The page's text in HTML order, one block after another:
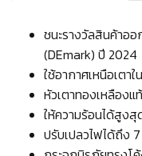
ชนะรางวัลสินค้าอ
(DEmark) ปี 2024
ใช้อากาศเหนือเตา
หัวเตาทองเหลือง
ให้ความร้อนได้สูง
ปรับเปลวไฟได้ถึง